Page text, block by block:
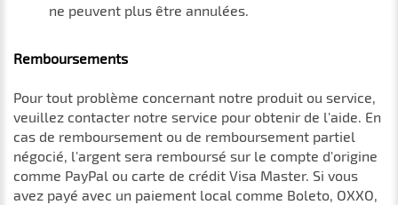
ne peuvent plus être annulées.
Remboursements
Pour tout problème concernant notre produit ou service,
veuillez contacter notre service pour obtenir de l'aide. En
cas de remboursement ou de remboursement partiel
négocié, l'argent sera remboursé sur le compte d'origine
comme PayPal ou carte de crédit Visa Master. Si vous
avez payé avec un paiement local comme Boleto, OXXO,